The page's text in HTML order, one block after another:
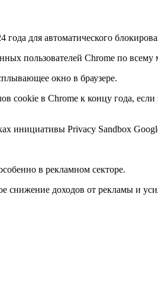
для автоматического
пользователей Chrome по всему
окно в браузере.
cookie в Chrome к концу года,
инициативы Privacy Sandbox
в рекламном секторе.
снижение доходов от рекламы и